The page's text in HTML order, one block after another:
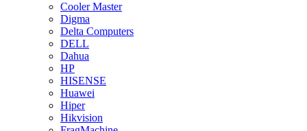
Cooler Master
Digma
Delta Computers
DELL
Dahua
HP
HISENSE
Huawei
Hiper
Hikvision